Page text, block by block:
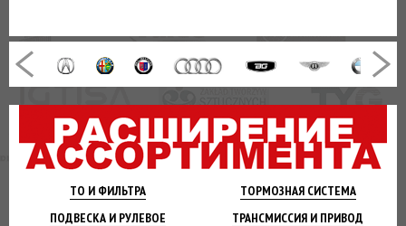
ТО И ФИЛЬТРА ТОРМОЗНАЯСИСТЕМА
ПОДВЕСКА И РУЛЕВОЕ ТРАНСМИССИЯ И ПРИВОД